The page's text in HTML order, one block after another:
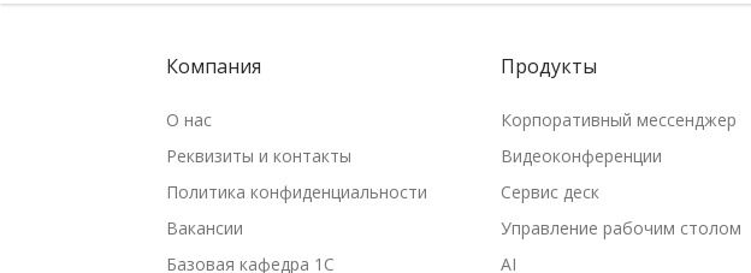
Компания
О нас
Реквизиты и контакты
Политика конфиденциальности
Вакансии
Базовая кафедра 1С
Продукты
Корпоративный мессенджер
Видеоконференции
Сервис деск
Управление рабочим столом
AI